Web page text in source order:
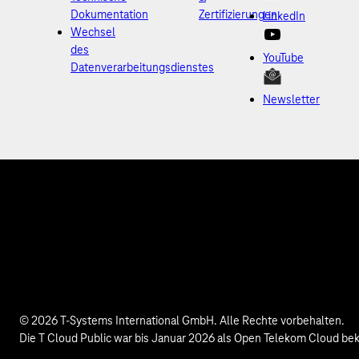
Dokumentation
Wechsel
des
Datenverarbeitungsdienstes
ZertifizierungenLinkedIn
YouTube
Newsletter
© 2026 T-Systems International GmbH. Alle Rechte vorbehalten.
Die T Cloud Public war bis Januar 2026 als Open Telekom Cloud